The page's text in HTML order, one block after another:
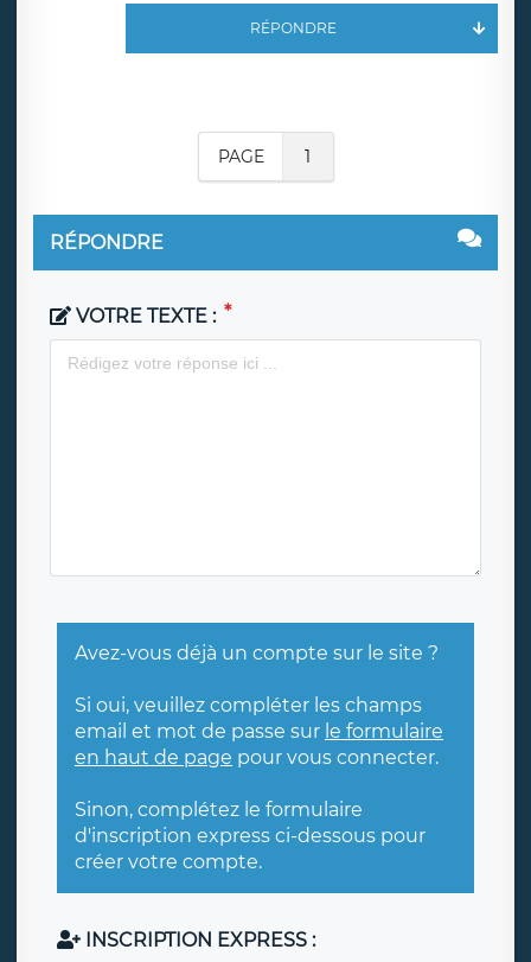
RÉPONDRE
PAGE 1
RÉPONDRE
VOTRE TEXTE :
Avez-vous déjà un compte sur le site ?
Si oui, veuillez compléter les champs
email et mot de passe sur le formulaire
en haut de page pour vous connecter.
Sinon, complétez le formulaire
d'inscription express ci-dessous pour
créer votre compte.
INSCRIPTION EXPRESS :